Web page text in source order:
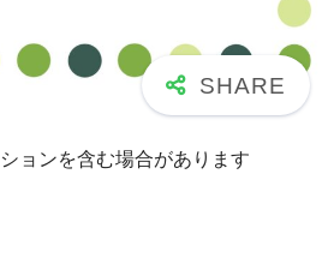
ョンを含む場合があります